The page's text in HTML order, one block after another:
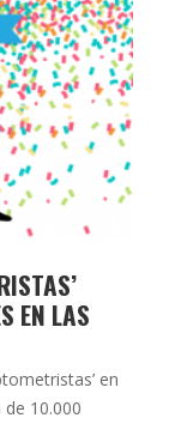
EN LAS
en
10.000